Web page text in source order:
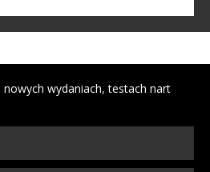
wydaniach, testach nart